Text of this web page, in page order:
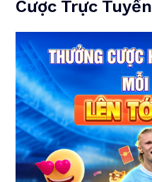
Cược Trực Tuyến